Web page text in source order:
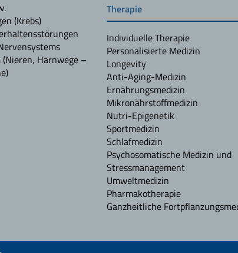
(Krebs)
Harnwege –
Therapie
Individuelle Therapie
Personalisierte Medizin
Longevity
Anti-Aging-Medizin
Ernährungsmedizin
Mikronährstoffmedizin
Nutri-Epigenetik
Sportmedizin
Schlafmedizin
Psychosomatische Medizin und
Stressmanagement
Umweltmedizin
Pharmakotherapie
Ganzheitliche